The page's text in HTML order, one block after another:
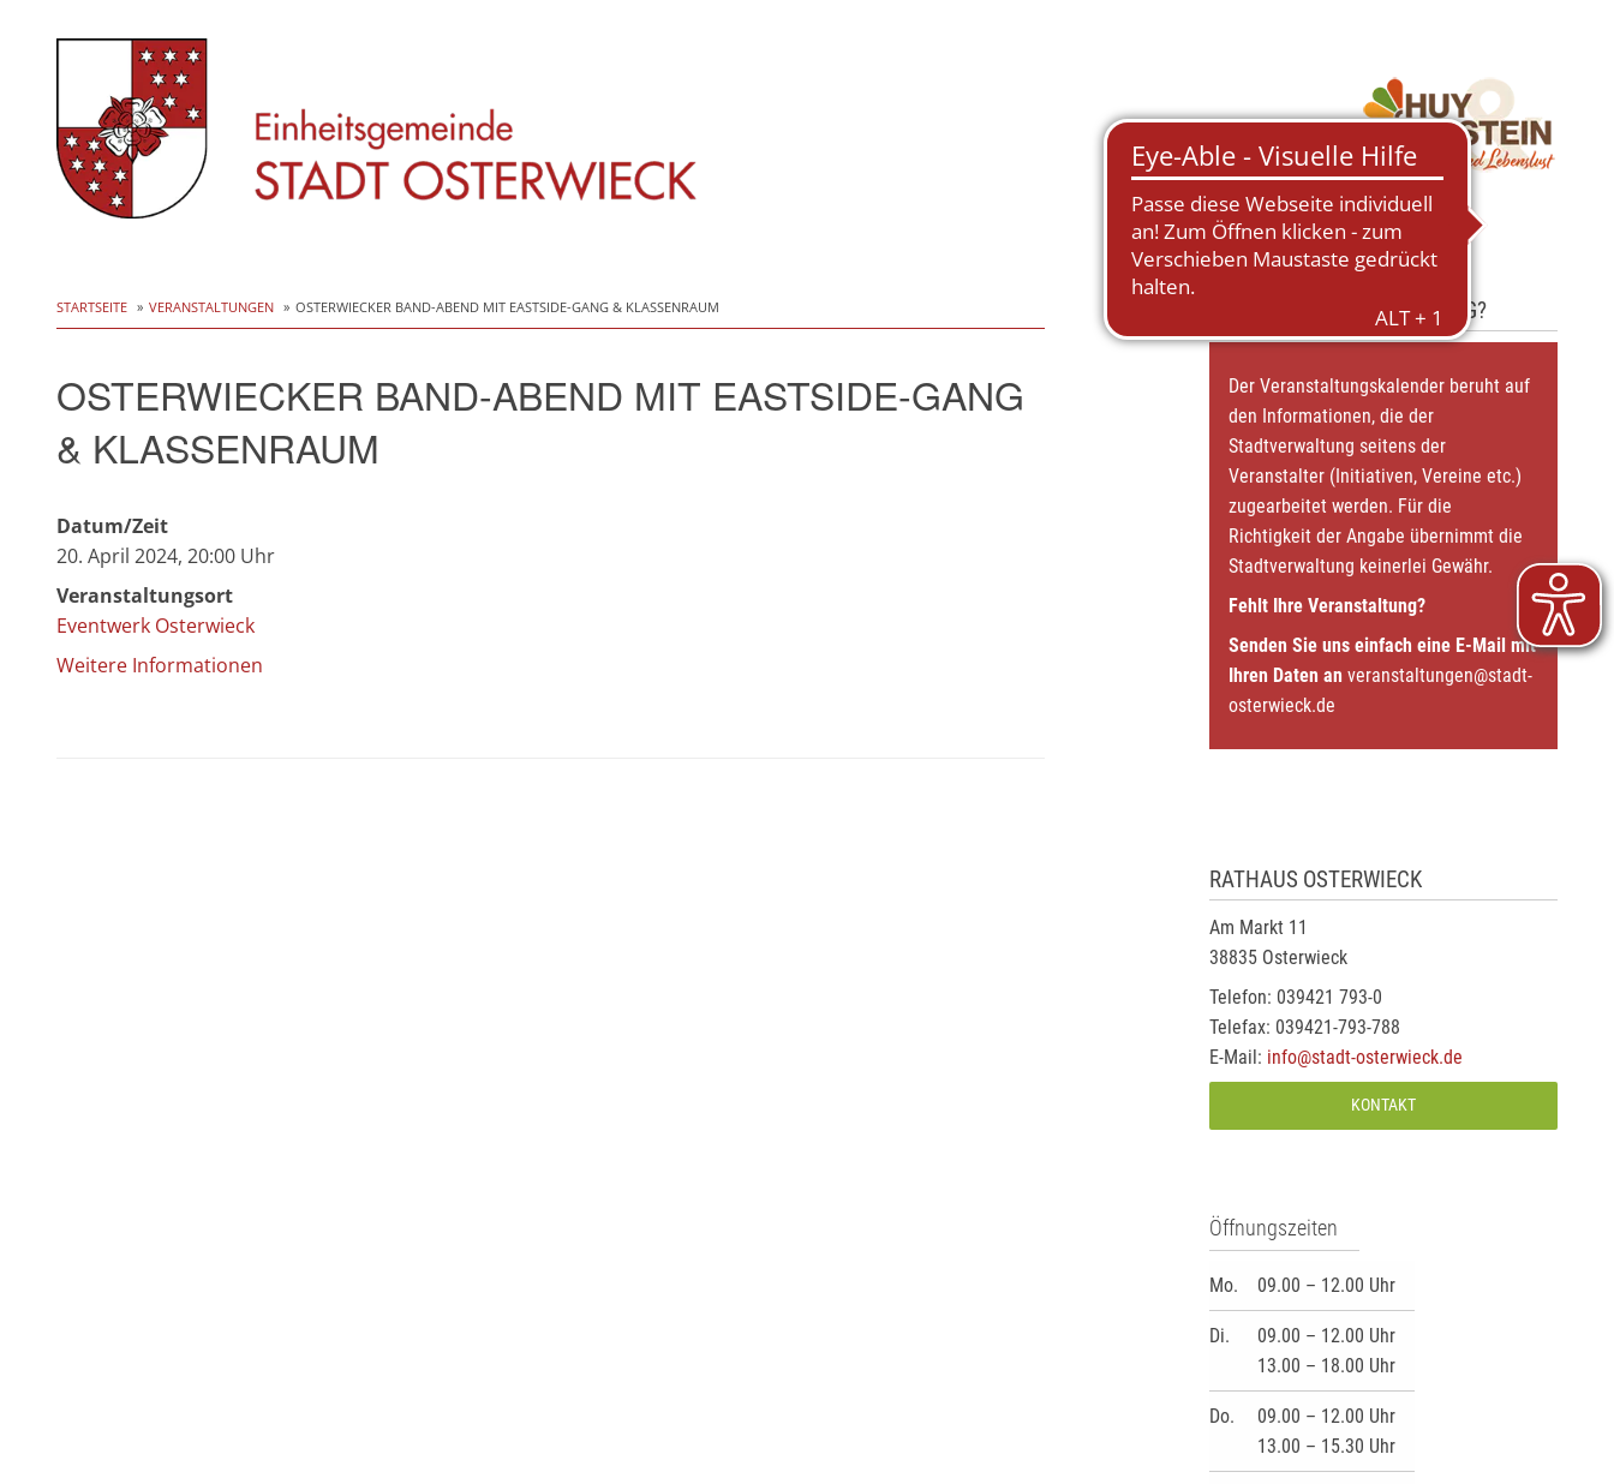
content
STARTSEITE VERANSTALTUNGEN OSTERWIECKER BAND-ABEND MIT EASTSIDE-GANG & KLASSENRAUM
OSTERWIECKER BAND-ABEND MIT EASTSIDE-GANG
& KLASSENRAUM
Datum/Zeit
20. April 2024, 20:00 Uhr
Veranstaltungsort
Eventwerk Osterwieck
Weitere Informationen
FEHLT IHRE VERANSTALTUNG?
Der Veranstaltungskalender beruht auf
den Informationen, die der
Stadtverwaltung seitens der
Veranstalter (Initiativen, Vereine etc.)
zugearbeitet werden. Für die
Richtigkeit der Angabe übernimmt die
Stadtverwaltung keinerlei Gewähr.
Fehlt Ihre Veranstaltung?
Senden Sie uns einfach eine E-Mail mit
Ihren Daten an veranstaltungen@stadt-
osterwieck.de
RATHAUS OSTERWIECK
Am Markt 11
38835 Osterwieck
Telefon: 039421 793-0
Telefax: 039421-793-788
E-Mail: info@stadt-osterwieck.de
KONTAKT
Öffnungszeiten
Mo. 09.00 – 12.00 Uhr
Di.
09.00 – 12.00 Uhr
13.00 – 18.00 Uhr
Do.
09.00 – 12.00 Uhr
13.00 – 15.30 Uhr